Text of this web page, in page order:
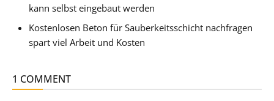
kann selbst eingebaut werden
Kostenlosen Beton für Sauberkeitsschicht nachfragen
spart viel Arbeit und Kosten
1 COMMENT